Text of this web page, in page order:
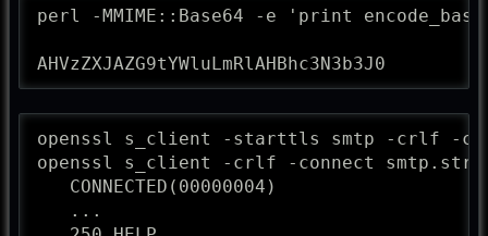
perl -MMIME::Base64 -e 'print
AHVzZXJAZG9tYWluLmRlAHBhc3N3b3J0
openssl s_client -starttls smtp -crlf -
openssl s_client -crlf -connect
   CONNECTED(00000004)
   ...